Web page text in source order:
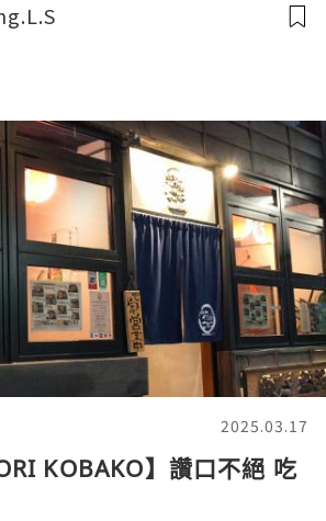
2025.03.17
KOBAKO】讚口不絕 吃